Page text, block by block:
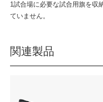
1試合場に必要な試合用旗を収
ていません。
関連製品